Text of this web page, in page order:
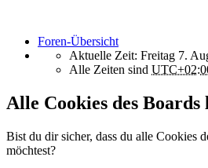
Foren-Übersicht
Aktuelle Zeit: Freitag 7.
Alle Zeiten sind
Alle Cookies des Boards
Bist du dir sicher, dass du alle Cookies
möchtest?